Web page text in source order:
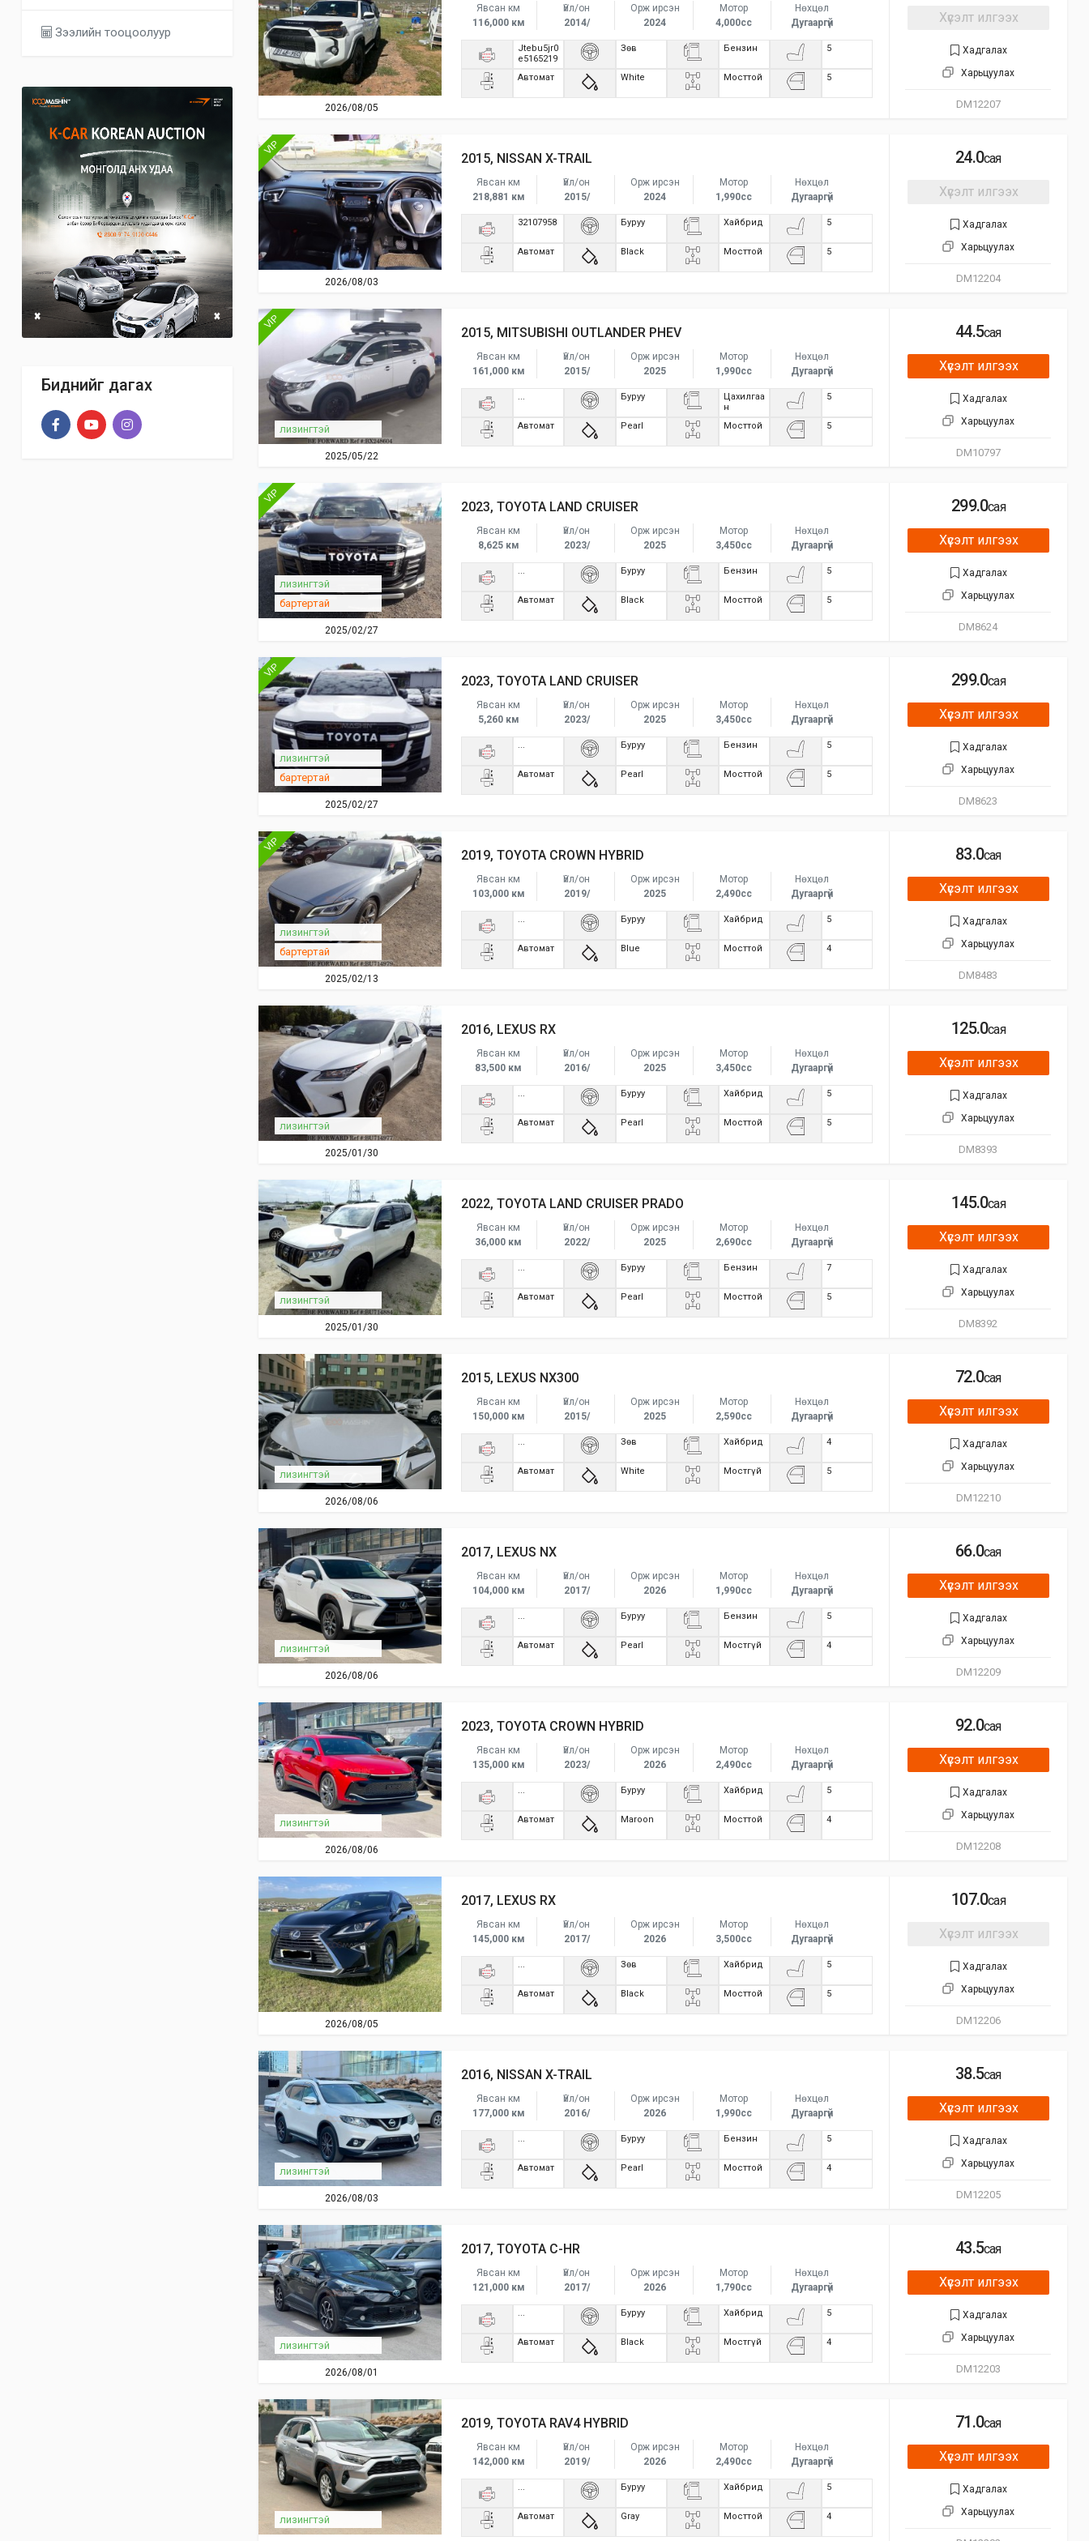
Зээлийн тооцоолуур
Биднийг дагах
2026/08/05 DM12207
Явсан км
116,000 км
Үйл/он
2014/
Орж ирсэн
2024
Мотор
4,000сс
Нөхцөл
Дугааргүй
Jtebu5jr0
e5165219
Зөв Бензин 5
Автомат White Мосттой 5
Хүсэлт илгээх
Хадгалах
Харьцуулах
VIP
2026/08/03 DM12204
2015, NISSAN X-TRAIL
Явсан км
218,881 км
Үйл/он
2015/
Орж ирсэн
2024
Мотор
1,990сс
Нөхцөл
Дугааргүй
32107958 Буруу Хайбрид 5
Автомат Black Мосттой 5
24.0сая
Хүсэлт илгээх
Хадгалах
Харьцуулах
VIP
2025/05/22 DM10797
лизингтэй
2015, MITSUBISHI OUTLANDER PHEV
Явсан км
161,000 км
Үйл/он
2015/
Орж ирсэн
2025
Мотор
1,990сс
Нөхцөл
Дугааргүй
... Буруу
Цахилгаа
н
5
Автомат Pearl Мосттой 5
44.5сая
Хүсэлт илгээх
Хадгалах
Харьцуулах
VIP
2025/02/27 DM8624
лизингтэй
бартертай
2023, TOYOTA LAND CRUISER
Явсан км
8,625 км
Үйл/он
2023/
Орж ирсэн
2025
Мотор
3,450сс
Нөхцөл
Дугааргүй
... Буруу Бензин 5
Автомат Black Мосттой 5
299.0сая
Хүсэлт илгээх
Хадгалах
Харьцуулах
VIP
2025/02/27 DM8623
лизингтэй
бартертай
2023, TOYOTA LAND CRUISER
Явсан км
5,260 км
Үйл/он
2023/
Орж ирсэн
2025
Мотор
3,450сс
Нөхцөл
Дугааргүй
... Буруу Бензин 5
Автомат Pearl Мосттой 5
299.0сая
Хүсэлт илгээх
Хадгалах
Харьцуулах
VIP
2025/02/13 DM8483
лизингтэй
бартертай
2019, TOYOTA CROWN HYBRID
Явсан км
103,000 км
Үйл/он
2019/
Орж ирсэн
2025
Мотор
2,490сс
Нөхцөл
Дугааргүй
... Буруу Хайбрид 5
Автомат Blue Мосттой 4
83.0сая
Хүсэлт илгээх
Хадгалах
Харьцуулах
2025/01/30 DM8393
лизингтэй
2016, LEXUS RX
Явсан км
83,500 км
Үйл/он
2016/
Орж ирсэн
2025
Мотор
3,450сс
Нөхцөл
Дугааргүй
... Буруу Хайбрид 5
Автомат Pearl Мосттой 5
125.0сая
Хүсэлт илгээх
Хадгалах
Харьцуулах
2025/01/30 DM8392
лизингтэй
2022, TOYOTA LAND CRUISER PRADO
Явсан км
36,000 км
Үйл/он
2022/
Орж ирсэн
2025
Мотор
2,690сс
Нөхцөл
Дугааргүй
... Буруу Бензин 7
Автомат Pearl Мосттой 5
145.0сая
Хүсэлт илгээх
Хадгалах
Харьцуулах
2026/08/06 DM12210
лизингтэй
2015, LEXUS NX300
Явсан км
150,000 км
Үйл/он
2015/
Орж ирсэн
2025
Мотор
2,590сс
Нөхцөл
Дугааргүй
... Зөв Хайбрид 4
Автомат White Мостгүй 5
72.0сая
Хүсэлт илгээх
Хадгалах
Харьцуулах
2026/08/06 DM12209
лизингтэй
2017, LEXUS NX
Явсан км
104,000 км
Үйл/он
2017/
Орж ирсэн
2026
Мотор
1,990сс
Нөхцөл
Дугааргүй
... Буруу Бензин 5
Автомат Pearl Мостгүй 4
66.0сая
Хүсэлт илгээх
Хадгалах
Харьцуулах
2026/08/06 DM12208
лизингтэй
2023, TOYOTA CROWN HYBRID
Явсан км
135,000 км
Үйл/он
2023/
Орж ирсэн
2026
Мотор
2,490сс
Нөхцөл
Дугааргүй
... Буруу Хайбрид 5
Автомат Maroon Мосттой 4
92.0сая
Хүсэлт илгээх
Хадгалах
Харьцуулах
2026/08/05 DM12206
2017, LEXUS RX
Явсан км
145,000 км
Үйл/он
2017/
Орж ирсэн
2026
Мотор
3,500сс
Нөхцөл
Дугааргүй
... Зөв Хайбрид 5
Автомат Black Мосттой 5
107.0сая
Хүсэлт илгээх
Хадгалах
Харьцуулах
2026/08/03 DM12205
лизингтэй
2016, NISSAN X-TRAIL
Явсан км
177,000 км
Үйл/он
2016/
Орж ирсэн
2026
Мотор
1,990сс
Нөхцөл
Дугааргүй
... Буруу Бензин 5
Автомат Pearl Мосттой 4
38.5сая
Хүсэлт илгээх
Хадгалах
Харьцуулах
2026/08/01 DM12203
лизингтэй
2017, TOYOTA C-HR
Явсан км
121,000 км
Үйл/он
2017/
Орж ирсэн
2026
Мотор
1,790сс
Нөхцөл
Дугааргүй
... Буруу Хайбрид 5
Автомат Black Мостгүй 4
43.5сая
Хүсэлт илгээх
Хадгалах
Харьцуулах
лизингтэй
2019, TOYOTA RAV4 HYBRID
Явсан км
142,000 км
Үйл/он
2019/
Орж ирсэн
2026
Мотор
2,490сс
Нөхцөл
Дугааргүй
... Буруу Хайбрид 5
Автомат Gray Мосттой 4
71.0сая
Хүсэлт илгээх
Хадгалах
Харьцуулах